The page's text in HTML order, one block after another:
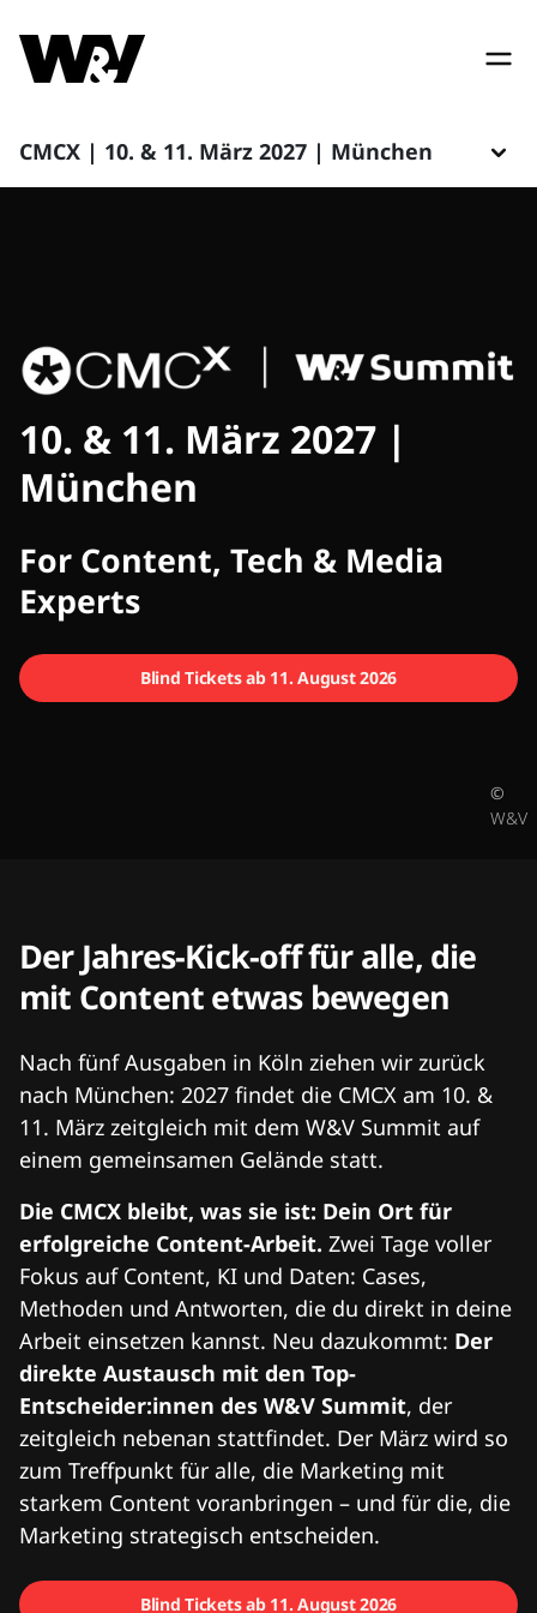
CMCX | 10. & 11. März 2027 | München
CMCX
10. & 11. März 2027 |
München
For Content, Tech & Media
Experts
Blind Tickets ab 11. August 2026
©
W&V
Der Jahres-Kick-off für alle, die
mit Content etwas bewegen
Nach fünf Ausgaben in Köln ziehen wir zurück
nach München: 2027 findet die CMCX am 10. &
11. März zeitgleich mit dem W&V Summit auf
einem gemeinsamen Gelände statt.
Die CMCX bleibt, was sie ist: Dein Ort für
erfolgreiche Content-Arbeit. Zwei Tage voller
Fokus auf Content, KI und Daten: Cases,
Methoden und Antworten, die du direkt in deine
Arbeit einsetzen kannst. Neu dazukommt: Der
direkte Austausch mit den Top-
Entscheider:innen des W&V Summit, der
zeitgleich nebenan stattfindet. Der März wird so
zum Treffpunkt für alle, die Marketing mit
starkem Content voranbringen – und für die, die
Marketing strategisch entscheiden.
Blind Tickets ab 11. August 2026